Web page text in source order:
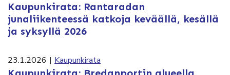
Kaupunkirata: Rantaradan
junaliikenteessä katkoja keväällä, kesällä
ja syksyllä 2026
23.1.2026 | Kaupunkirata